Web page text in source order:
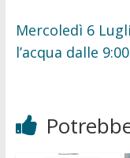
Mercoledì 6
l’acqua dalle